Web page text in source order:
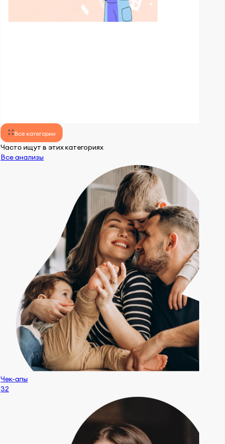
Все категории
Часто ищут в этих категориях
Все анализы
Чек-апы
32